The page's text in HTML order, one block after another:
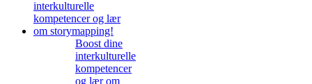
Boost dine
interkulturelle
kompetencer
og lær om